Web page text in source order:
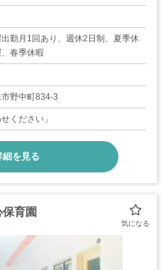
勤月1回あり、週休2日制、夏季休
春季休暇
野中町834-3
ください」
細を見る
育園